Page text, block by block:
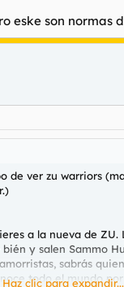
eske son normas
de ver zu warriors
a la nueva de ZU.
y salen Sammo
sabrás
todo el mundo
Haz clic para expandir...